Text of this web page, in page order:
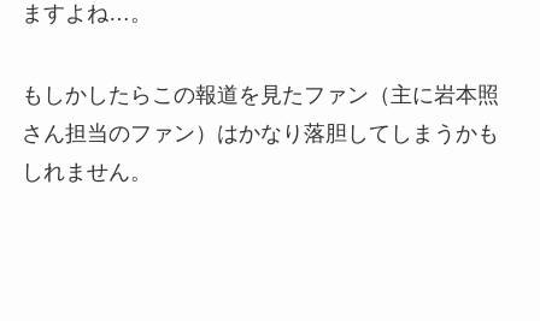
ますよね…。
もしかしたらこの報道を見たファン（主に岩本照
さん担当のファン）はかなり落胆してしまうかも
しれません。